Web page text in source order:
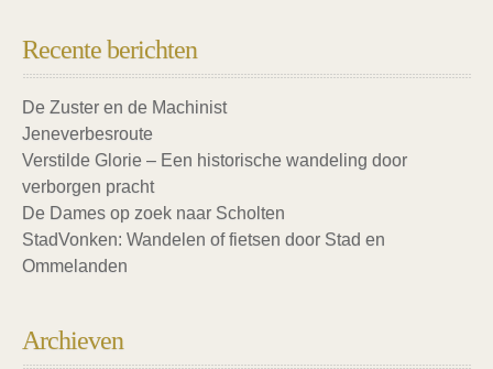
Recente berichten
De Zuster en de Machinist
Jeneverbesroute
Verstilde Glorie – Een historische wandeling door
verborgen pracht
De Dames op zoek naar Scholten
StadVonken: Wandelen of fietsen door Stad en
Ommelanden
Archieven